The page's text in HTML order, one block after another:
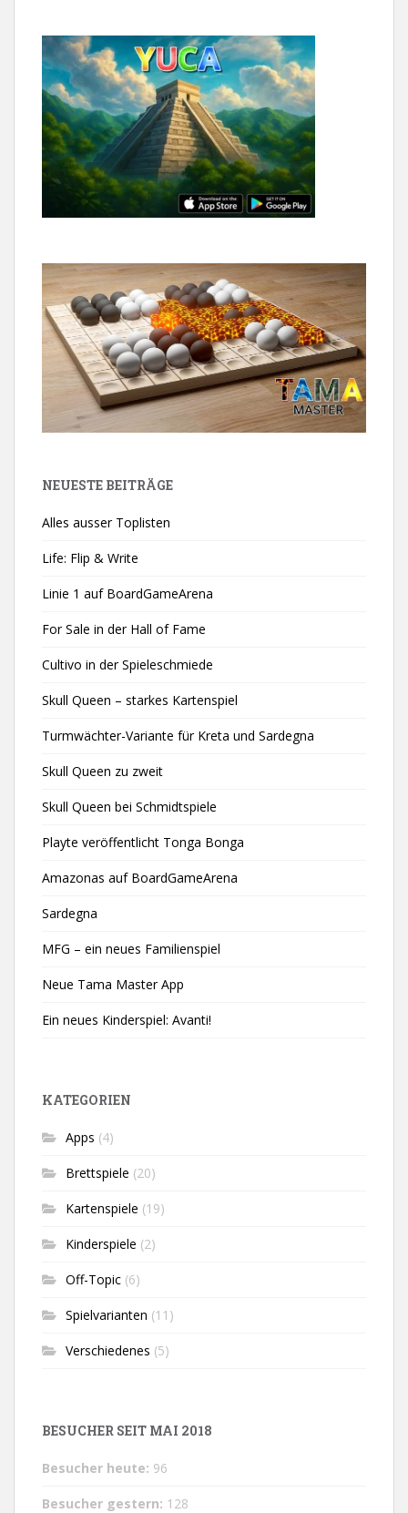
NEUESTE BEITRÄGE
Alles ausser Toplisten
Life: Flip & Write
Linie 1 auf BoardGameArena
For Sale in der Hall of Fame
Cultivo in der Spieleschmiede
Skull Queen – starkes Kartenspiel
Turmwächter-Variante für Kreta und Sardegna
Skull Queen zu zweit
Skull Queen bei Schmidtspiele
Playte veröffentlicht Tonga Bonga
Amazonas auf BoardGameArena
Sardegna
MFG – ein neues Familienspiel
Neue Tama Master App
Ein neues Kinderspiel: Avanti!
KATEGORIEN
Apps (4)
Brettspiele (20)
Kartenspiele (19)
Kinderspiele (2)
Off-Topic (6)
Spielvarianten (11)
Verschiedenes (5)
BESUCHER SEIT MAI 2018
Besucher heute: 96
Besucher gestern: 128